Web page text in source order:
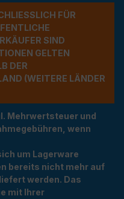
FÜR G
A
SIND A
GELTEN A
BU
(WEITERE LÄNDER NU
Mehrwertsteuer und
wenn
um Lagerware
bereits nicht mehr auf
werden. Das
mit Ihrer